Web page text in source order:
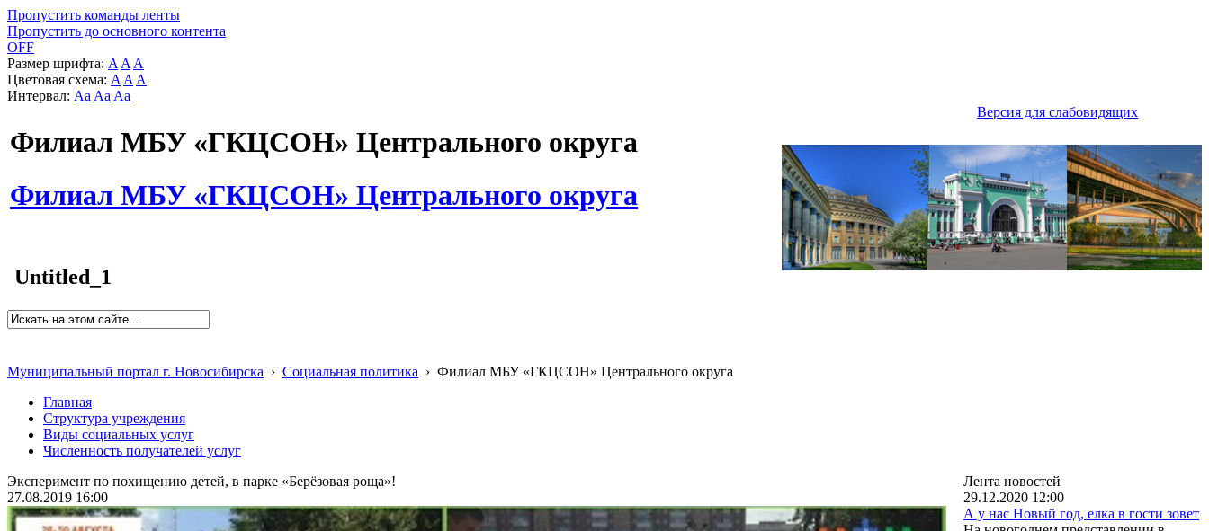
Пропустить команды ленты
Пропустить до основного контента
OFF
Размер шрифта: A A A
Цветовая схема: A A A
Интервал: Aa Aa Aa
Версия для слабовидящих
Филиал МБУ «ГКЦСОН» Центрального округа
Филиал МБУ «ГКЦСОН» Центрального округа
Untitled_1
Муниципальный портал г. Новосибирска › Социальная политика › Филиал МБУ «ГКЦСОН» Центрального округа
Главная
Структура учреждения
Виды социальных услуг
Численность получателей услуг
Эксперимент по похищению детей, в парке «Берёзовая роща»!
27.08.2019 16:00
Лента новостей
29.12.2020 12:00
А у нас Новый год, елка в гости зовет